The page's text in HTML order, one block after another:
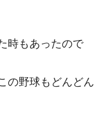
時もあったので
の野球もどんどん